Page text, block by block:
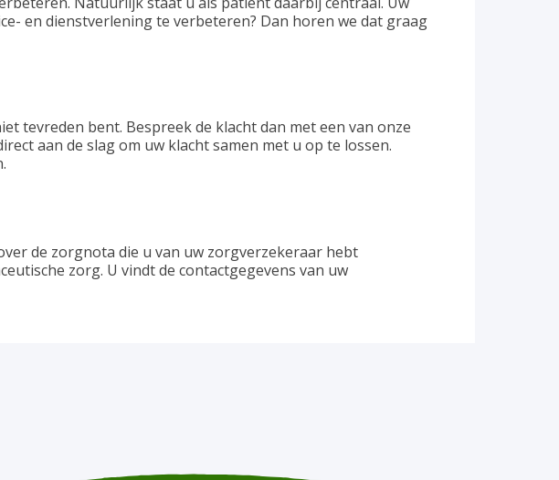
en dienstverlening te verbeteren? Dan horen we dat graag
tevreden bent. Bespreek de klacht dan met een van onze
aan de slag om uw klacht samen met u op te lossen.
de zorgnota die u van uw zorgverzekeraar hebt
zorg. U vindt de contactgegevens van uw